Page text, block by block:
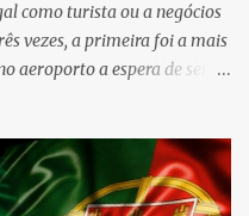
como turista ou a negócios
vezes, a primeira foi a mais
aeroporto a espera de ser
desejo isso para ninguém.
pois é uma das portas